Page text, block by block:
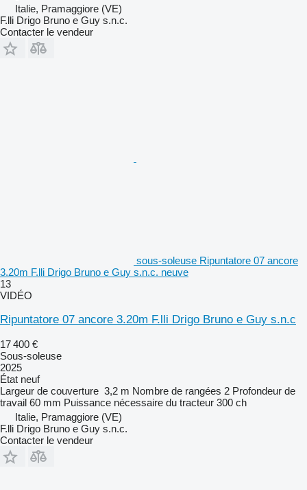
Italie, Pramaggiore (VE)
F.lli Drigo Bruno e Guy s.n.c.
Contacter le vendeur
sous-soleuse Ripuntatore 07 ancore
3.20m F.lli Drigo Bruno e Guy s.n.c. neuve
13
VIDÉO
Ripuntatore 07 ancore 3.20m F.lli Drigo Bruno e Guy s.n.c
17 400 €
Sous-soleuse
2025
État neuf
Largeur de couverture 3,2 m Nombre de rangées 2 Profondeur de
travail 60 mm Puissance nécessaire du tracteur 300 ch
Italie, Pramaggiore (VE)
F.lli Drigo Bruno e Guy s.n.c.
Contacter le vendeur